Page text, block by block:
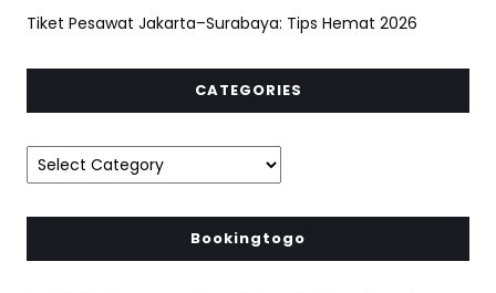
Tiket Pesawat Jakarta–Surabaya: Tips Hemat 2026
CATEGORIES
Bookingtogo